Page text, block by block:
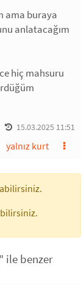
ama buraya
anlatacağım
hiç mahsuru
15.03.2025 11:51
yalnız kurt
ile benzer